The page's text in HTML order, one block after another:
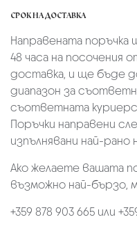
СРОК НА ДОСТАВКА
Направената
48 часа на посочения
доставка, и ще бъде
диапазон за
съответната
Поръчки направени
изпълнявани най-
Ако желаете вашата
възможно най-бързо,
+359 878 903 665 или